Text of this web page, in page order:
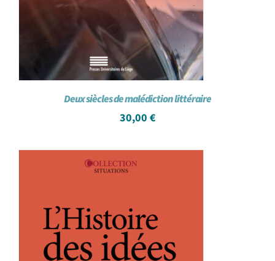
Deux siècles de malédiction littéraire
30,00 €